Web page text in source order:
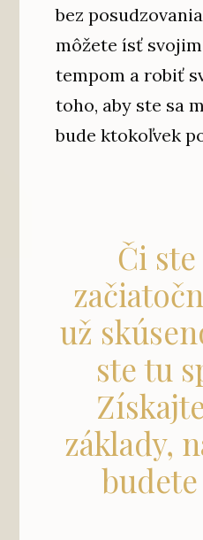
bez
môžete ísť
tempom a robiť
toho, aby ste sa
bude ktokoľvek
Či
už
ste tu
základy,